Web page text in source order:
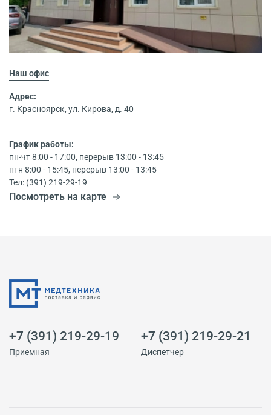
Наш офис
Адрес:
г. Красноярск, ул. Кирова, д. 40
График работы:
пн-чт 8:00 - 17:00, перерыв 13:00 - 13:45
птн 8:00 - 15:45, перерыв 13:00 - 13:45
Тел: (391) 219-29-19
Посмотреть на карте
+7 (391) 219-29-19
Приемная
+7 (391) 219-29-21
Диспетчер